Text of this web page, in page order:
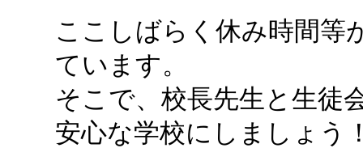
ここしばらく休み時間等
ています。
そこで、校長先生と生徒
安心な学校にしましょう